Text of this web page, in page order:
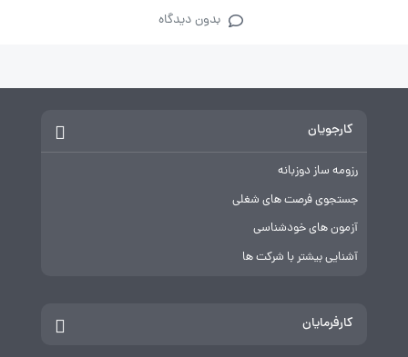
بدون دیدگاه
کارجویان
رزومه ساز دوزبانه
جستجوی فرصت های شغلی
آزمون های خودشناسی
آشنایی بیشتر با شرکت ها
کارفرمایان